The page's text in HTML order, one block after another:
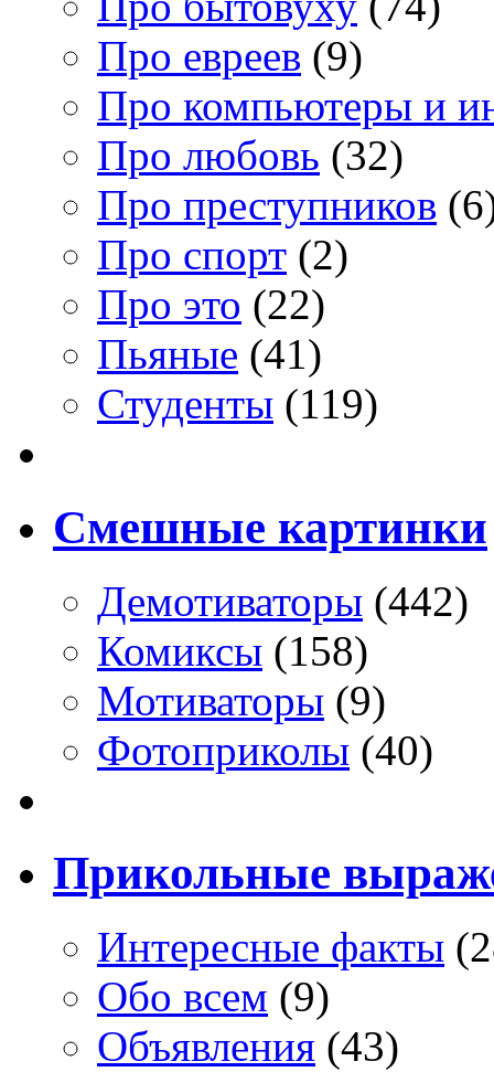
Про евреев (9)
Про компьютеры и
Про любовь (32)
Про преступников
Про спорт (2)
Про это (22)
Пьяные (41)
Студенты (119)
Смешные картинки
Демотиваторы (442)
Комиксы (158)
Мотиваторы (9)
Фотоприколы (40)
Прикольные
Интересные факты
Обо всем (9)
Объявления (43)